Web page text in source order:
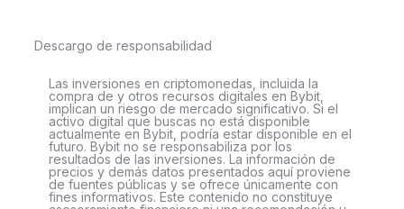
Descargo de responsabilidad
Las inversiones en criptomonedas, incluida la
compra de y otros recursos digitales en Bybit,
implican un riesgo de mercado significativo. Si el
activo digital que buscas no está disponible
actualmente en Bybit, podría estar disponible en el
futuro. Bybit no se responsabiliza por los
resultados de las inversiones. La información de
precios y demás datos presentados aquí proviene
de fuentes públicas y se ofrece únicamente con
fines informativos. Este contenido no constituye